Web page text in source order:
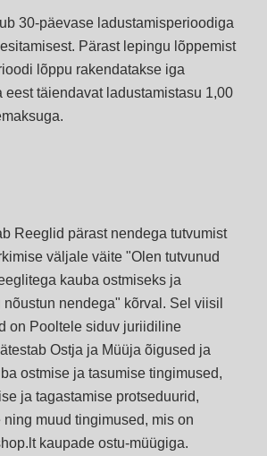
30-päevase ladustamisperioodiga
Pärast lepingu lõppemist
lõppu rakendatakse iga
eest täiendavat ladustamistasu 1,00
Reeglid pärast nendega tutvumist
väljale väite "Olen tutvunud
kauba ostmiseks ja
nendega" kõrval. Sel viisil
on Pooltele siduv juriidiline
Ostja ja Müüja õigused ja
ostmise ja tasumise tingimused,
ja tagastamise protseduurid,
ning muud tingimused, mis on
kaupade ostu-müügiga.